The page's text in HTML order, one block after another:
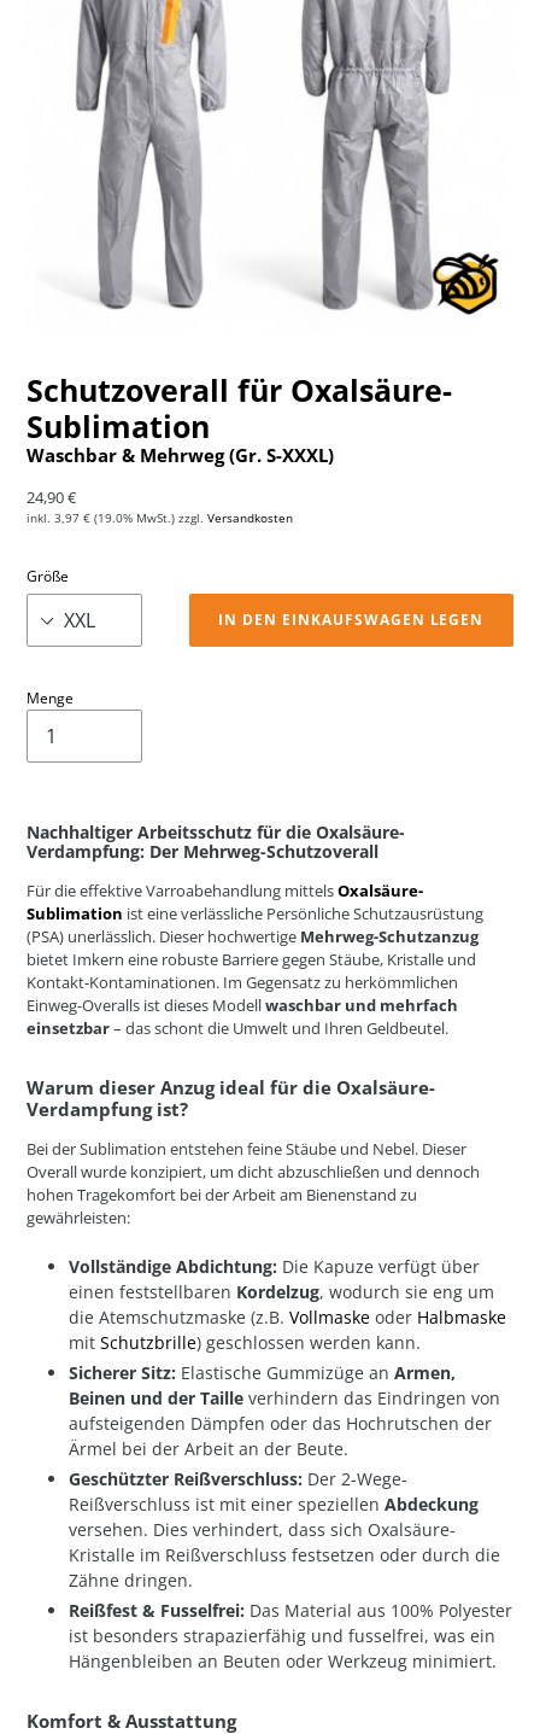
Schutzoverall für Oxalsäure-
Sublimation
Waschbar & Mehrweg (Gr. S-XXXL)
Normaler Preis
24,90 €
inkl. 3,97 € (19.0% MwSt.) zzgl. Versandkosten
Größe
Menge
IN DEN EINKAUFSWAGEN LEGEN
Nachhaltiger Arbeitsschutz für die Oxalsäure-
Verdampfung: Der Mehrweg-Schutzoverall
Für die effektive Varroabehandlung mittelsOxalsäure-
Sublimation ist eine verlässliche Persönliche Schutzausrüstung
(PSA) unerlässlich. Dieser hochwertige Mehrweg-Schutzanzug
bietet Imkern eine robuste Barriere gegen Stäube, Kristalle und
Kontakt-Kontaminationen. Im Gegensatz zu herkömmlichen
Einweg-Overalls ist dieses Modellwaschbar und mehrfach
einsetzbar– das schont die Umwelt und Ihren Geldbeutel.
Warum dieser Anzug ideal für die Oxalsäure-
Verdampfung ist?
Bei der Sublimation entstehen feine Stäube und Nebel. Dieser
Overall wurde konzipiert, um dicht abzuschließen und dennoch
hohen Tragekomfort bei der Arbeit am Bienenstand zu
gewährleisten:
Vollständige Abdichtung: Die Kapuze verfügt über
einen feststellbaren Kordelzug, wodurch sie eng um
die Atemschutzmaske (z.B. Vollmaske oder Halbmaske
mit Schutzbrille) geschlossen werden kann.
Sicherer Sitz: Elastische Gummizüge an Armen,
Beinen und der Taille verhindern das Eindringen von
aufsteigenden Dämpfen oder das Hochrutschen der
Ärmel bei der Arbeit an der Beute.
Geschützter Reißverschluss: Der 2-Wege-
Reißverschluss ist mit einer speziellen Abdeckung
versehen. Dies verhindert, dass sich Oxalsäure-
Kristalle im Reißverschluss festsetzen oder durch die
Zähne dringen.
Reißfest & Fusselfrei: Das Material aus 100% Polyester
ist besonders strapazierfähig und fusselfrei, was ein
Hängenbleiben an Beuten oder Werkzeug minimiert.
Komfort & Ausstattung